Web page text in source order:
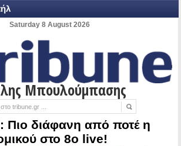
Saturday 8 August 2026
Μπουλούμπασης
Πιο διάφανη από ποτέ η
στο 8ο live!